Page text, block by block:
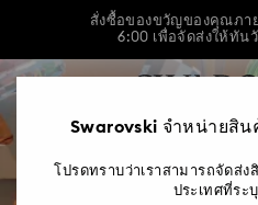
สั่งซื้อของขวัญของคุณภาย
6:00 เพื่อจัดส่งให้ทัน
วันแม่ปีนี้ รับฟรี! กระเป๋า
สั่งซื้อของขวัญของคุณภาย
0 - หัวข้อ
Swarovski จำหน่ายสิ
โปรดทราบว่าเราสามารถจัดส่
ประเทศที่ระ